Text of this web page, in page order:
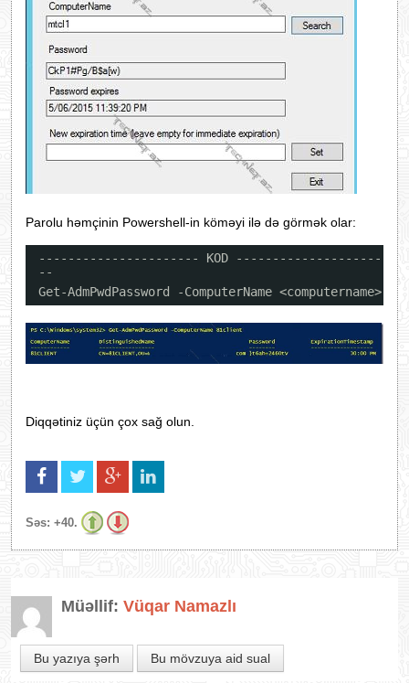
Parolu həmçinin Powershell-in köməyi ilə də görmək olar:
---------------------- KOD --------------------
--
Get-AdmPwdPassword -ComputerName <computername>
Diqqətiniz üçün çox sağ olun.
Səs: +40.
Müəllif: Vüqar Namazlı
Bu yazıya şərh Bu mövzuya aid sual